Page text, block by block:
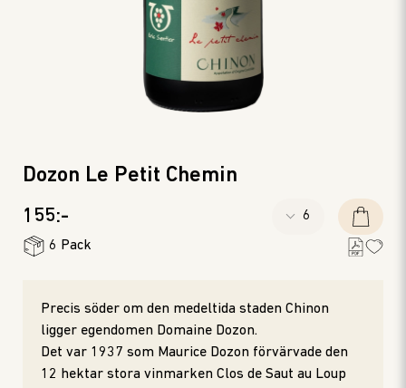
Dozon Le Petit Chemin
155:-
6 Pack
Precis söder om den medeltida staden Chinon
ligger egendomen Domaine Dozon.
Det var 1937 som Maurice Dozon förvärvade den
12 hektar stora vinmarken Clos de Saut au Loup